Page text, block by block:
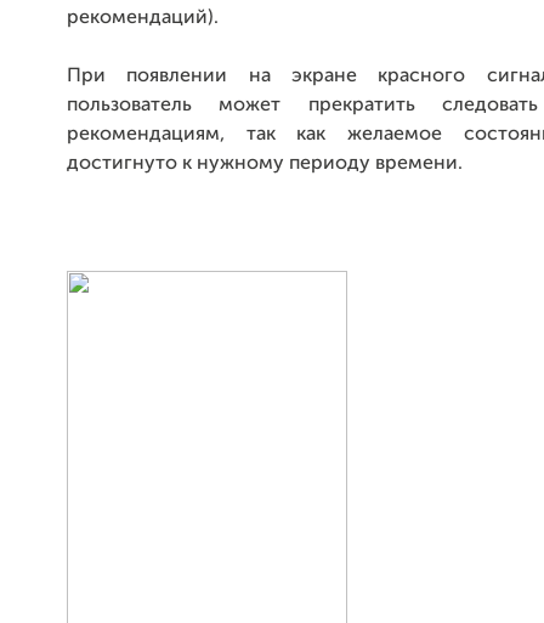
рекомендаций).
При появлении на экране красного
пользователь может прекратить
рекомендациям, так как желаемое
достигнуто к нужному периоду времени.